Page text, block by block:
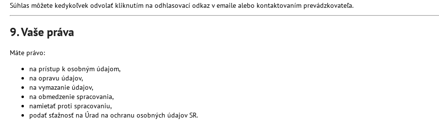
Súhlas môžete kedykoľvek odvolať kliknutím na odhlasovací odkaz v emaile alebo kontaktovaním prevádzkovateľa.
9. Vaše práva
Máte právo:
na prístup k osobným údajom,
na opravu údajov,
na vymazanie údajov,
na obmedzenie spracovania,
namietať proti spracovaniu,
podať sťažnosť na Úrad na ochranu osobných údajov SR.